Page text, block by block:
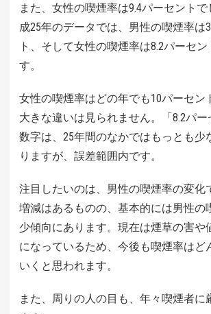
また、女性の喫煙率は9.4パーセント
成25年のデータでは、男性の喫煙率は
ト、そして女性の喫煙率は8.2パーセ
す。
女性の喫煙率はどの年でも10パーセン
大きな違いは見られません。「8.2パー
数字は、25年間のなかではもっとも少
りますが、誤差範囲内です。
注目したいのは、男性の喫煙率の変化
増減はあるものの、基本的には男性の
少傾向にあります。現在は煙草の害や
になっているため、今後も喫煙率はど
いくと思われます。
また、周りの人の目も、年々喫煙者に